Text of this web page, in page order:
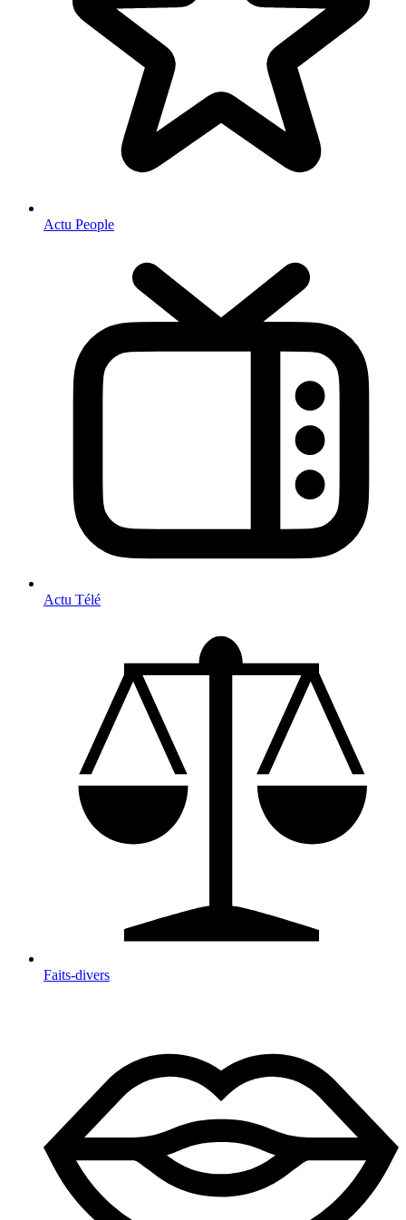
Actu People
Actu Télé
Faits-divers